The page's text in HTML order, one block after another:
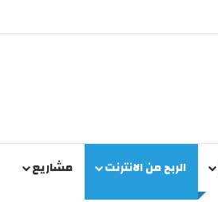
الربح من الانترنت مشاريع